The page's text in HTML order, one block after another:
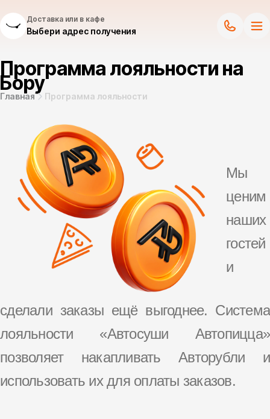
Доставка или в кафе
Выбери адрес получения
Программа лояльности на
Бору
Главная Программа лояльности
Мы
ценим
наших
гостей
и
сделали заказы ещё выгоднее. Система
лояльности «Автосуши Автопицца»
позволяет накапливать Авторубли и
использовать их для оплаты заказов.